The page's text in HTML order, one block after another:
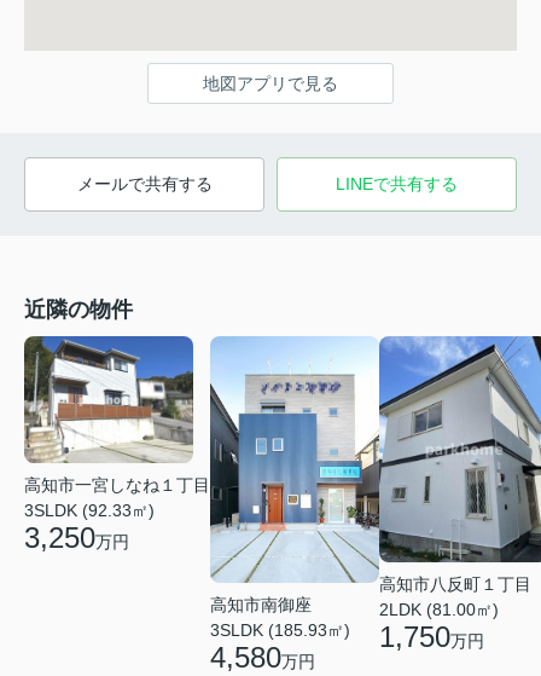
地図アプリで見る
メールで共有する LINEで共有する
近隣の物件
高知市一宮しなね１丁目
3SLDK (92.33㎡)
3,250万円
高知市南御座
3SLDK (185.93㎡)
4,580万円
高知市八反町１丁目
2LDK (81.00㎡)
1,750万円